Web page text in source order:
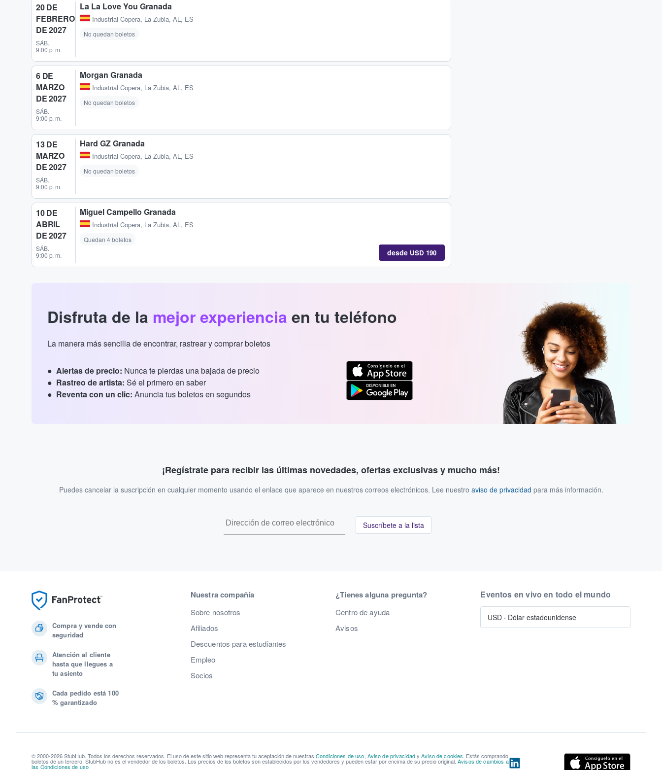
20 DE
FEBRERO
DE 2027
SÁB.
9:00 p. m.
La La Love You Granada
Industrial Copera, La Zubia, AL, ES
No quedan boletos
6 DE
MARZO
DE 2027
SÁB.
9:00 p. m.
Morgan Granada
Industrial Copera, La Zubia, AL, ES
No quedan boletos
13 DE
MARZO
DE 2027
SÁB.
9:00 p. m.
Hard GZ Granada
Industrial Copera, La Zubia, AL, ES
No quedan boletos
10 DE
ABRIL
DE 2027
SÁB.
9:00 p. m.
Miguel Campello Granada
Industrial Copera, La Zubia, AL, ES
Quedan 4 boletos
desde USD 190
Disfruta de la mejor experiencia en tu teléfono
La manera más sencilla de encontrar, rastrear y comprar boletos
Alertas de precio: Nunca te pierdas una bajada de precio
Rastreo de artista: Sé el primero en saber
Reventa con un clic: Anuncia tus boletos en segundos
¡Regístrate para recibir las últimas novedades, ofertas exclusivas y mucho más!
Puedes cancelar la suscripción en cualquier momento usando el enlace que aparece en nuestros correos electrónicos. Lee nuestro aviso de privacidad para más información.
Suscríbete a la lista
Compra y vende con
seguridad
Atención al cliente
hasta que llegues a
tu asiento
Cada pedido está 100
% garantizado
Nuestra compañía
Sobre nosotros
Afiliados
Descuentos para estudiantes
Empleo
Socios
¿Tienes alguna pregunta?
Centro de ayuda
Avisos
Eventos en vivo en todo el mundo
USD · Dólar estadounidense
© 2000-2026 StubHub. Todos los derechos reservados. El uso de este sitio web representa tu aceptación de nuestras Condiciones de uso Aviso de privacidadyAviso de cookies . Estás comprando
boletos de un tercero; StubHub no es el vendedor de los boletos. Los precios de los boletos son establecidos por los vendedores y pueden estar por encima de su precio original.Avisos de cambios a
las Condiciones de uso